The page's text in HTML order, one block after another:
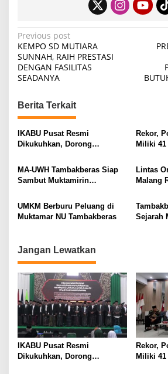
P
o
s
n
a
v
g
a
t
i
n
Previous post
KEMPO SD MUTIARA
SUNNAH, RAIH PRESTASI
DENGAN FASILITAS
SEADANYA
Berita Terkait
IKABU Pusat Resmi
Dikukuhkan, Dorong
Alumni
Rekor,
Miliki 41
MA-UWH Tambakberas Siap
Sambut Muktamirin
Lintas
Malang
Ireng”
UMKM Berburu Peluang di
Muktamar NU Tambakberas
Sejarah
Jangan Lewatkan
IKABU Pusat Resmi
Dikukuhkan, Dorong
Rekor,
Miliki 41